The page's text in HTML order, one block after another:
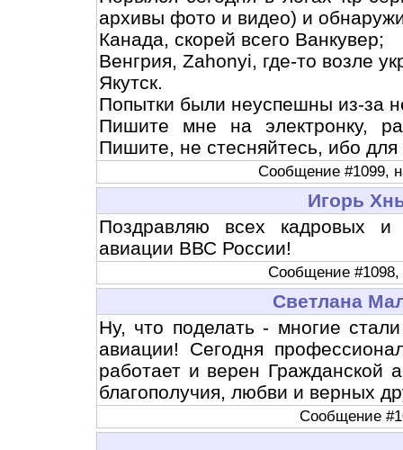
архивы фото и видео) и
Канада, скорей всего Ванкувер;
Венгрия, Zahonyi, где-то возле
Якутск.
Попытки были неуспешны из-за
Пишите мне на электронку,
Пишите, не стесняйтесь, ибо
Сообщение #1099,
Игорь
Поздравляю всех кадровых
авиации ВВС России!
Сообщение #1098,
Светлана
Ну, что поделать - многие
авиации! Сегодня
работает и верен Гражданской
благополучия, любви и верных
Сообщение